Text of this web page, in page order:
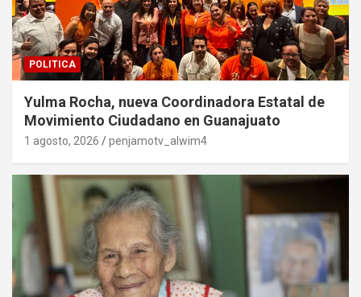
POLITICA
Yulma Rocha, nueva Coordinadora Estatal de
Movimiento Ciudadano en Guanajuato
1 agosto, 2026 penjamotv_alwim4